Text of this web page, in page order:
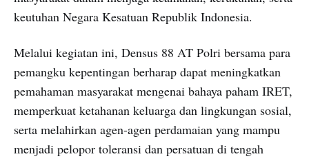
keutuhan Negara Kesatuan Republik Indonesia.
Melalui kegiatan ini, Densus 88 AT Polri bersama para
pemangku kepentingan berharap dapat meningkatkan
pemahaman masyarakat mengenai bahaya paham IRET,
memperkuat ketahanan keluarga dan lingkungan sosial,
serta melahirkan agen-agen perdamaian yang mampu
menjadi pelopor toleransi dan persatuan di tengah